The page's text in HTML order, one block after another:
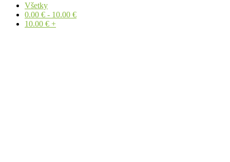
Všetky
0.00 € - 10.00 €
10.00 € +